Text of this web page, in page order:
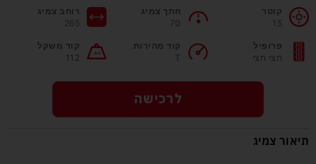
קוטר
15
חתך צמיג
70
רוחב צמיג
265
פרופיל
חצי חצי
קוד מהירות
קוד משקל
112
לרכישה
תיאור צמיג